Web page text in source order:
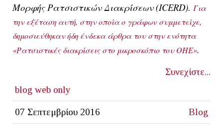
Μορφής Ρατσιστικών Διακρίσεων(ICERD). Για
την εξέταση αυτή, στην οποία ο γράφων συμμετείχε,
δημοσιεύθηκαν ήδη ένδεκα άρθρα του στην ενότητα
«Ρατσιστικές διακρίσεις στο μικροσκόπιο του ΟΗΕ».
Συνεχίστε...
blog web only
07 Σεπτεμβρίου 2016 Blog